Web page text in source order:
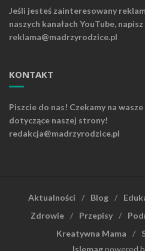
Jeśli jesteś zainteresowany
naszych kanałach YouTube,
reklama@madrzyrodzice.pl
KONTAKT
Piszcie do nas! Czekamy na
dotyczące naszej strony!
redakcja@madrzyrodzice.pl
Aktualności Blog
Zdrowie
Przepisy
Kreatywna Mama
Islemagpowered